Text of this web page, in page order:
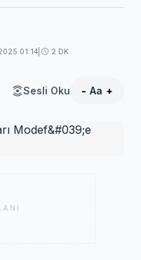
01:14 2 DK
Sesli Oku - Aa +